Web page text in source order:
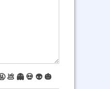
💩 👻 💀 👽 🎃